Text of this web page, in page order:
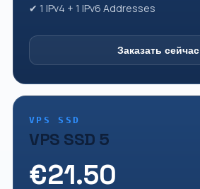
✔ 1 IPv4 + 1 IPv6 Addresses
Заказать сейчас
VPS SSD
VPS SSD 5
€21.50